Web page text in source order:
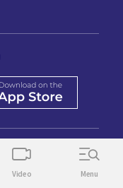
Video Menu